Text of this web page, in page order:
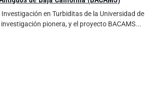
en Turbiditas de la Universidad de
pionera, y el proyecto BACAMS...